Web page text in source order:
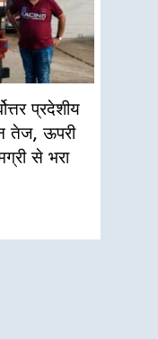
प्रदेशीय
तेज, ऊपरी
से भरा